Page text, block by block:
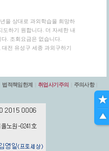
을 상대로 과외학습을 희망하
도하기 원합니다. 더 자세한 내
. 조회요금은 없습니다.
전 유성구 세종 과외구하기
법적책임한계 취업사기주의 주의사항